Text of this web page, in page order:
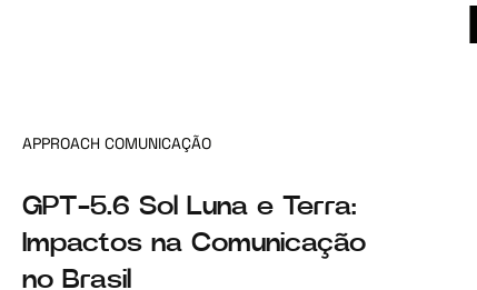
APPROACH COMUNICAÇÃO
GPT-5.6 Sol Luna e Terra:
Impactos na Comunicação
no Brasil